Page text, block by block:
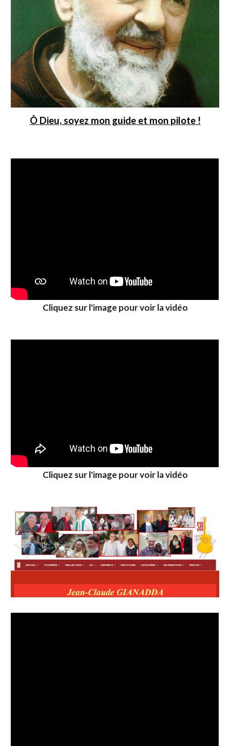
Ô Dieu, soyez mon guide et mon pilote !
Cliquez sur l'image pour voir la vidéo
Cliquez sur l'image pour voir la vidéo